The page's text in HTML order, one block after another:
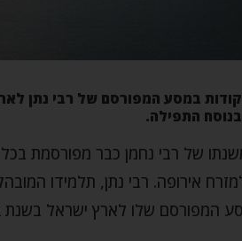
במסע המפורסם של רבי נתן
התפילה.
אירופה. רבי נתן, תלמידו
המפורסם שלו לארץ ישראל בשנת 1822.